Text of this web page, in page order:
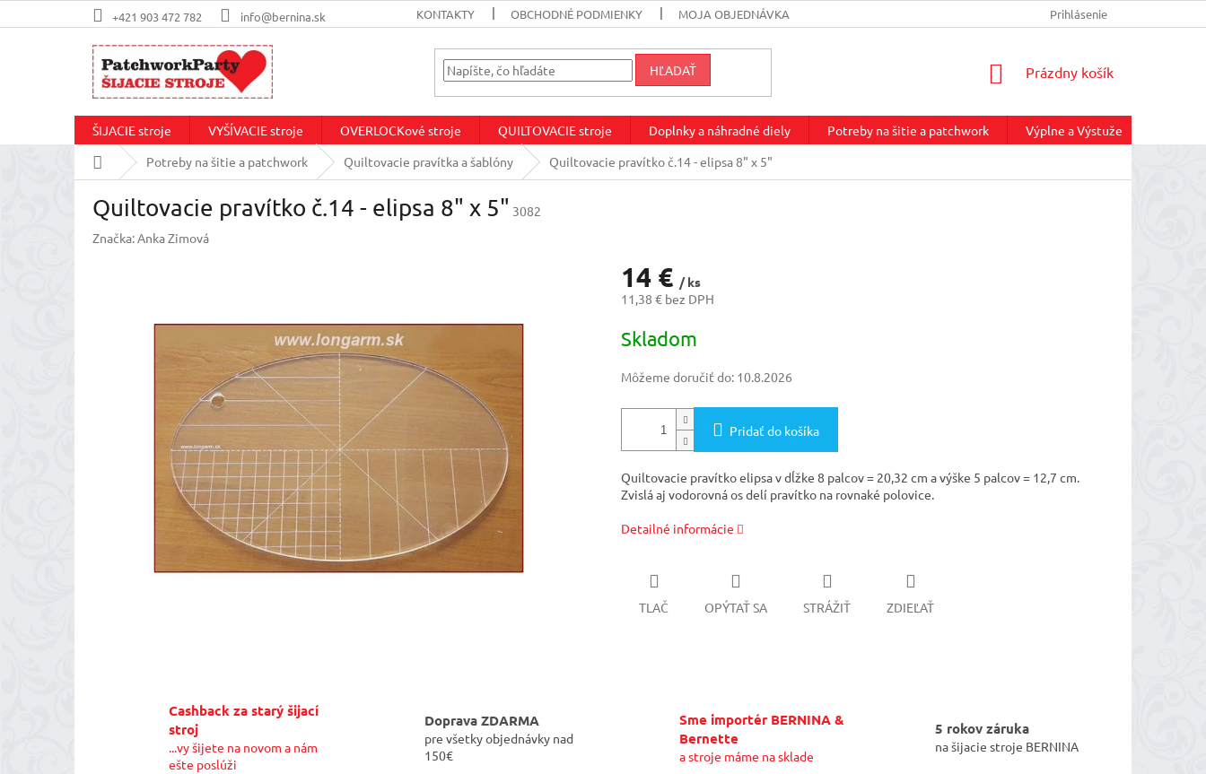
na
+421 903 472 782 info@bernina.sk KONTAKTY OBCHODNÉ PODMIENKY MOJA OBJEDNÁVKA REKLAMAČNÝ PORIADOK
Prihlásenie
HĽADAŤ
NÁKUPNÝ
Prázdny košík
ŠIJACIE stroje VYŠÍVACIE stroje OVERLOCKové stroje QUILTOVACIE stroje Doplnky a náhradné diely Potreby na šitie a patchwork Výplne a Výstuže
DomovPotreby na šitie a patchwork Quiltovacie pravítka a šablóny Quiltovacie pravítko č.14 - elipsa 8" x 5"
Quiltovacie pravítko č.14 - elipsa 8" x 5" 3082
Značka:Anka Zimová
14 € / ks
11,38 € bez DPH
cena:
Skladom
Môžeme doručiť do: 10.8.2026
Pridať do košíka
Quiltovacie pravítko elipsa v dĺžke 8 palcov = 20,32 cm a výške 5 palcov = 12,7 cm.
Zvislá aj vodorovná os delí pravítko na rovnaké polovice.
Detailné informácie
TLAČ OPÝTAŤ SA STRÁŽIŤ ZDIEĽAŤ
Cashback za starý šijací
stroj
...vy šijete na novom a nám
ešte poslúži
Doprava ZDARMA
pre všetky objednávky nad
150€
Sme importér BERNINA &
Bernette
a stroje máme na sklade
5 rokov záruka
na šijacie stroje BERNINA